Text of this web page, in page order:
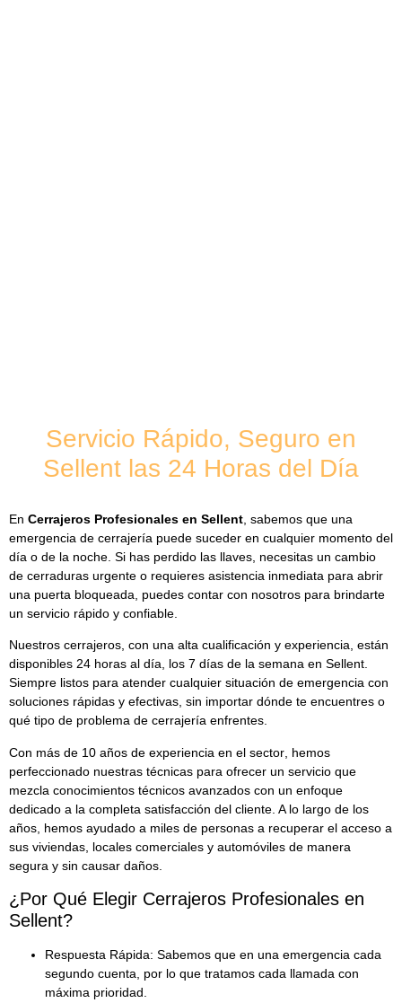
Servicio Rápido, Seguro en
Sellent las 24 Horas del Día
En Cerrajeros Profesionales en Sellent sabemos que una
emergencia de cerrajería puede suceder en cualquier momento del
día o de la noche. Si has perdido las llaves, necesitas un cambio
de cerraduras urgente o requieres asistencia inmediata para abrir
una puerta bloqueada, puedes contar con nosotros para brindarte
un servicio rápido y confiable.
Nuestros cerrajeros, con una alta cualificación y experiencia, están
disponibles 24 horas al día, los 7 días de la semana en Sellent.
Siempre listos para atender cualquier situación de emergencia con
soluciones rápidas y efectivas, sin importar dónde te encuentres o
qué tipo de problema de cerrajería enfrentes.
Con más de 10 años de experiencia en el sector , hemos
perfeccionado nuestras técnicas para ofrecer un servicio que
mezcla conocimientos técnicos avanzados con un enfoque
dedicado a la completa satisfacción del cliente. A lo largo de los
años, hemos ayudado a miles de personas a recuperar el acceso a
sus viviendas, locales comerciales y automóviles de manera
segura y sin causar daños.
¿Por Qué Elegir Cerrajeros Profesionales en
Sellent?
Respuesta Rápida: Sabemos que en una emergencia cada
segundo cuenta, por lo que tratamos cada llamada con
máxima prioridad.